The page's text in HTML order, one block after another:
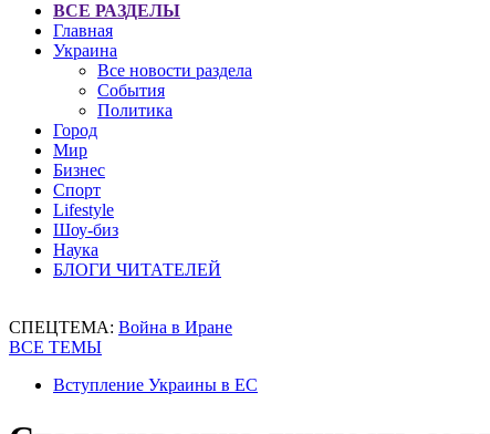
ВСЕ РАЗДЕЛЫ
Главная
Украина
Все новости раздела
События
Политика
Город
Мир
Бизнес
Спорт
Lifestyle
Шоу-биз
Наука
БЛОГИ ЧИТАТЕЛЕЙ
СПЕЦТЕМА: Война в Иране
ВСЕ ТЕМЫ
Вступление Украины в ЕС